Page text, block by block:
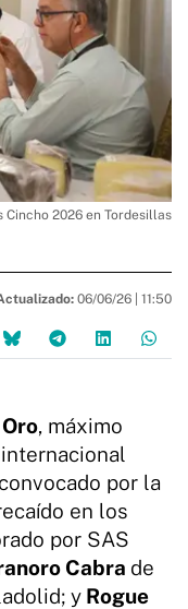
Cincho 2026 en Tordesillas
06/06/26 | 11:50
, máximo
por la
en los
por SAS
Cabra de
y Rogue